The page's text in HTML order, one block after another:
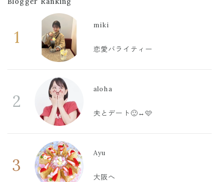
1
miki
恋愛バライティー
2
aloha
夫とデート🙂‍↔️🩷
3
Ayu
大阪へ